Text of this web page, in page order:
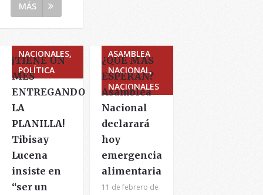
MÁS
NACIONALES,
POLÍTICA
¡TIENE UN
MES
ENTREGANDO
LA
PLANILLA!
Tibisay
Lucena
insiste en
“ser un
ASAMBLEA
NACIONAL,
NACIONALES
¿QUÉ MÁS
ESPERAN?
Asamblea
Nacional
declarará
hoy
emergencia
alimentaria
11 de febrero de